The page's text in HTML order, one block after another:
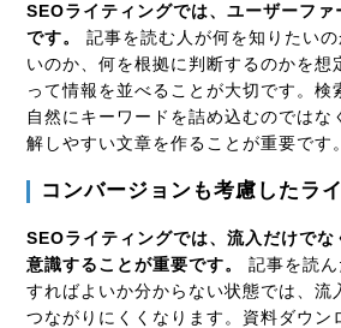
SEOライティングでは、ユーザーフ
です。
記事を読む人が何を知りたい
いのか、何を根拠に判断するのかを想
って情報を並べることが大切です。検
自然にキーワードを詰め込むのではな
解しやすい文章を作ることが重要です。
コンバージョンも考慮したラ
SEOライティングでは、流入だけでな
意識することが重要です。
記事を読
すればよいか分からない状態では、流
つながりにくくなります。資料ダウン